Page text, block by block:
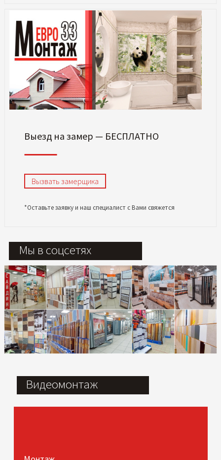
Выезд на замер — БЕСПЛАТНО
Вызвать замерщика
*Оставьте заявку и наш специалист с Вами свяжется
Мы в соцсетях
Видеомонтаж